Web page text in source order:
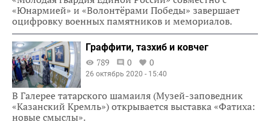
«Юнармией» и «Волонтёрами Победы» завершает
оцифровку военных памятников и мемориалов.
Граффити, тазхиб и ковчег
789
0 0
26 октябрь 2020 - 15:40
В Галерее татарского шамаиля (Музей-заповедник
«Казанский Кремль») открывается выставка «Фатиха:
новые смыслы».